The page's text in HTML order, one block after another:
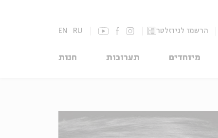
הרשמו לניוזלטר EN RU
מיוחדים תערוכות חנות